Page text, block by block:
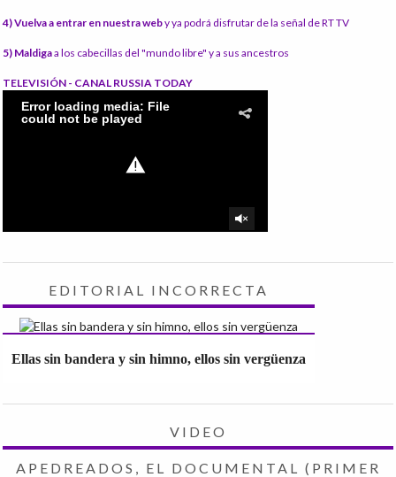
4) Vuelva a entrar en nuestra weby ya podrá disfrutar de la señal de RT TV
5) Maldigaa los cabecillas del "mundo libre" y a sus ancestros
TELEVISIÓN - CANAL RUSSIA TODAY
EDITORIAL INCORRECTA
Ellas sin bandera y sin himno, ellos sin vergüenza
VIDEO
APEDREADOS, EL DOCUMENTAL (PRIMER